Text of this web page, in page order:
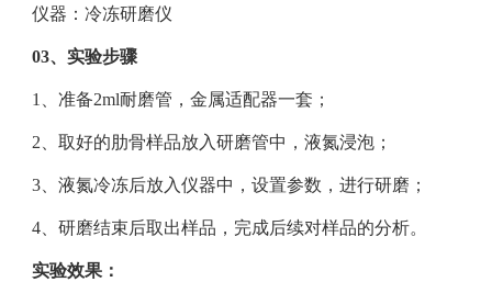
仪器：冷冻研磨仪
03、实验步骤
1、准备2ml耐磨管，金属适配器一套；
2、取好的肋骨样品放入研磨管中，液氮浸泡；
3、液氮冷冻后放入仪器中，设置参数，进行研磨；
4、研磨结束后取出样品，完成后续对样品的分析。
实验效果：